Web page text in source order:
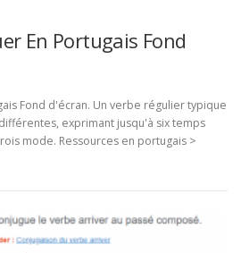
En Portugais Fond
Fond d'écran. Un verbe régulier typique
exprimant jusqu'à six temps
mode. Ressources en portugais >